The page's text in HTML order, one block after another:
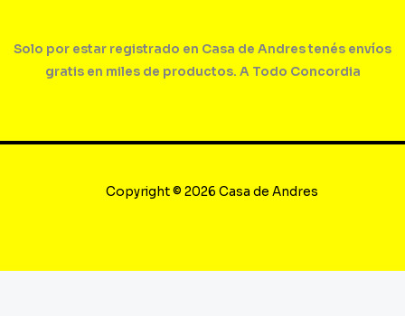
Solo por estar registrado en Casa de Andres tenés envíos
gratis en miles de productos. A Todo Concordia
Copyright © 2026 Casa de Andres